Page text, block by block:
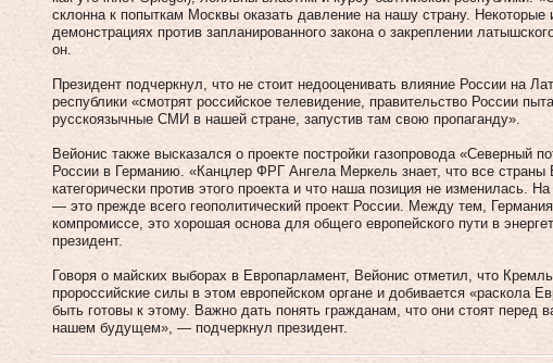
склонна к попыткам Москвы оказать давление на нашу страну. Некоторые
демонстрациях против запланированного закона о закреплении
он.
Президент подчеркнул, что не стоит недооценивать влияние России на
республики «смотрят российское телевидение, правительство России
русскоязычные СМИ в нашей стране, запустив там свою пропаганду».
Вейонис также высказался о проекте постройки газопровода «Северный
России в Германию. «Канцлер ФРГ Ангела Меркель знает, что все
категорически против этого проекта и что наша позиция не изменилась.
— это прежде всего геополитический проект России. Между тем,
компромиссе, это хорошая основа для общего европейского пути в
президент.
Говоря о майских выборах в Европарламент, Вейонис отметил, что
пророссийские силы в этом европейском органе и добивается «раскола
быть готовы к этому. Важно дать понять гражданам, что они стоят перед
нашем будущем», — подчеркнул президент.